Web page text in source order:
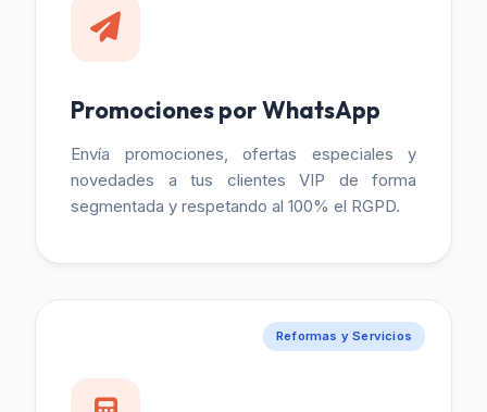
Promociones por WhatsApp
Envía promociones, ofertas especiales y
novedades a tus clientes VIP de forma
segmentada y respetando al 100% el RGPD.
Reformas y Servicios